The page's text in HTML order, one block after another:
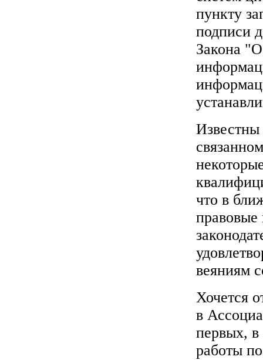
пункту
подписи
Закона
Известны
что в
правовые
веяниям
Хочется
в
первых, в
работы